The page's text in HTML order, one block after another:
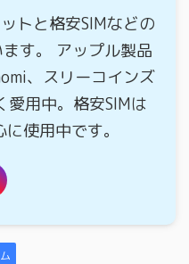
トと格安SIMなどの
す。 アップル製品
、スリーコインズ
愛用中。格安SIMは
に使用中です。